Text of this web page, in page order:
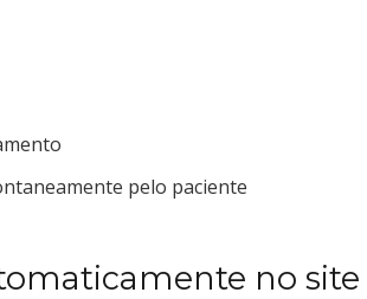
pelo paciente
no site